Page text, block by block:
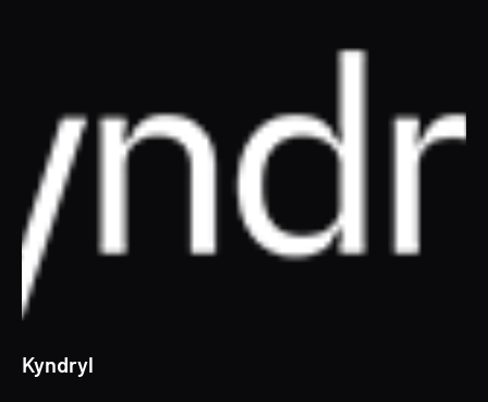
Kyndryl